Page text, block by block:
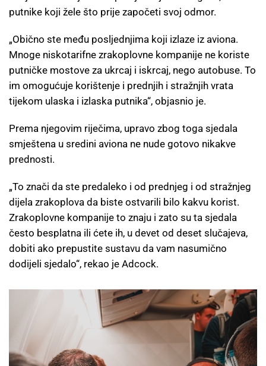
putnike koji žele što prije započeti svoj odmor.
„Obično ste među posljednjima koji izlaze iz aviona.
Mnoge niskotarifne zrakoplovne kompanije ne koriste
putničke mostove za ukrcaj i iskrcaj, nego autobuse. To
im omogućuje korištenje i prednjih i stražnjih vrata
tijekom ulaska i izlaska putnika“, objasnio je.
Prema njegovim riječima, upravo zbog toga sjedala
smještena u sredini aviona ne nude gotovo nikakve
prednosti.
„To znači da ste predaleko i od prednjeg i od stražnjeg
dijela zrakoplova da biste ostvarili bilo kakvu korist.
Zrakoplovne kompanije to znaju i zato su ta sjedala
često besplatna ili ćete ih, u devet od deset slučajeva,
dobiti ako prepustite sustavu da vam nasumično
dodijeli sjedalo“, rekao je Adcock.